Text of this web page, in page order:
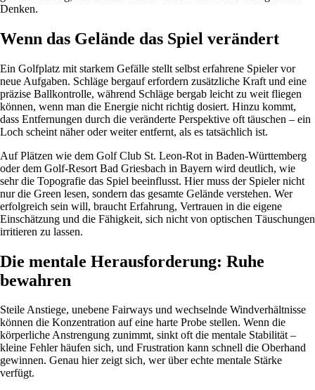
Denken.
Wenn das Gelände das Spiel verändert
Ein Golfplatz mit starkem Gefälle stellt selbst erfahrene Spieler vor
neue Aufgaben. Schläge bergauf erfordern zusätzliche Kraft und eine
präzise Ballkontrolle, während Schläge bergab leicht zu weit fliegen
können, wenn man die Energie nicht richtig dosiert. Hinzu kommt,
dass Entfernungen durch die veränderte Perspektive oft täuschen – ein
Loch scheint näher oder weiter entfernt, als es tatsächlich ist.
Auf Plätzen wie dem Golf Club St. Leon-Rot in Baden-Württemberg
oder dem Golf-Resort Bad Griesbach in Bayern wird deutlich, wie
sehr die Topografie das Spiel beeinflusst. Hier muss der Spieler nicht
nur die Green lesen, sondern das gesamte Gelände verstehen. Wer
erfolgreich sein will, braucht Erfahrung, Vertrauen in die eigene
Einschätzung und die Fähigkeit, sich nicht von optischen Täuschungen
irritieren zu lassen.
Die mentale Herausforderung: Ruhe
bewahren
Steile Anstiege, unebene Fairways und wechselnde Windverhältnisse
können die Konzentration auf eine harte Probe stellen. Wenn die
körperliche Anstrengung zunimmt, sinkt oft die mentale Stabilität –
kleine Fehler häufen sich, und Frustration kann schnell die Oberhand
gewinnen. Genau hier zeigt sich, wer über echte mentale Stärke
verfügt.